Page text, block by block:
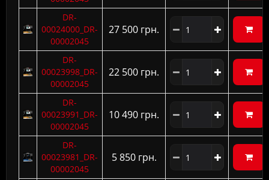
DR-
00024000_DR-
00002045
27 500 грн.
DR-
00023998_DR-
00002045
22 500 грн.
DR-
00023991_DR-
00002045
10 490 грн.
DR-
00023981_DR-
00002045
5 850 грн.